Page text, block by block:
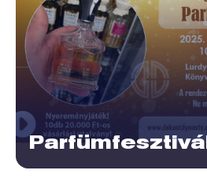
Parfümfesztivál